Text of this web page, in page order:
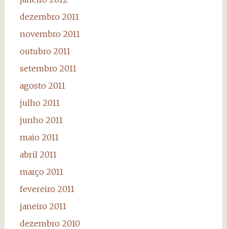
dezembro 2011
novembro 2011
outubro 2011
setembro 2011
agosto 2011
julho 2011
junho 2011
maio 2011
abril 2011
março 2011
fevereiro 2011
janeiro 2011
dezembro 2010